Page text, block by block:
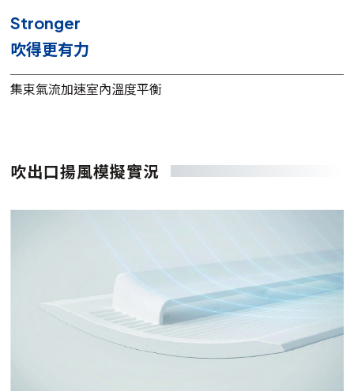
Stronger
吹得更有力
集束氣流加速室內溫度平衡
吹出口揚風模擬實況